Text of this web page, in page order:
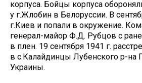
корпуса. Бойцы корпуса
у г.Жлобин в Белоруссии. В
г.Киев и попали в окружение.
генерал-майор Ф.Д. Рубцов с
в плен. 19 сентября 1941 г.
в с.Калайдинцы Лубенского р-на
Украины.